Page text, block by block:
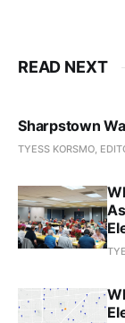
READ NEXT
Sharpstown
TYESS KORSMO,